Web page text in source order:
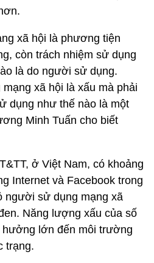
xã hội là phương tiện
còn trách nhiệm sử dụng
là do người sử dụng.
xã hội là xấu mà phải
dụng như thế nào là một
Minh Tuấn cho biết
ở Việt Nam, có khoảng
Internet và Facebook trong
người sử dụng mạng xã
Năng lượng xấu của số
lớn đến môi trường
trạng.